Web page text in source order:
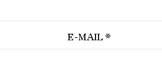
E-MAIL*